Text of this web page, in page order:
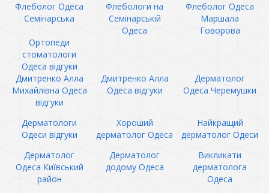
Флеболог Одеса
Семінарська
Флебологи на
Семінарській
Одеса
Флеболог Одеса
Маршала
Говорова
Ортопеди
стоматологи
Одеса відгуки
Дмитренко Алла
Михайлівна Одеса
відгуки
Дмитренко Алла
Одеса відгуки
Дерматолог
Одеса Черемушки
Дерматологи
Одеси відгуки
Хороший
дерматолог Одеса
Найкращий
дерматолог Одеси
Дерматолог
Одеса Київський
район
Дерматолог
додому Одеса
Викликати
дерматолога
Одеса